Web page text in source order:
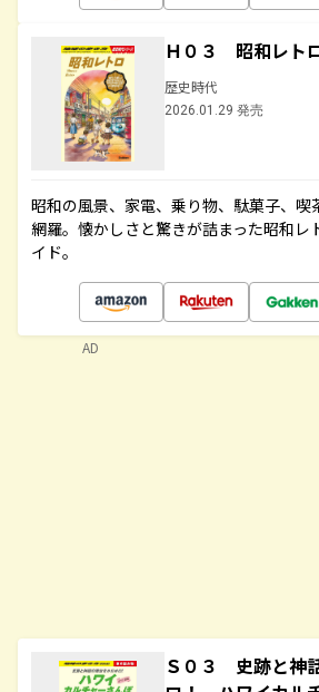
Ｈ０３ 昭和レト
歴史時代
2026.01.29 発売
昭和の風景、家電、乗り物、駄菓子、喫
網羅。懐かしさと驚きが詰まった昭和レ
イド。
Ｓ０３ 史跡と神
AD